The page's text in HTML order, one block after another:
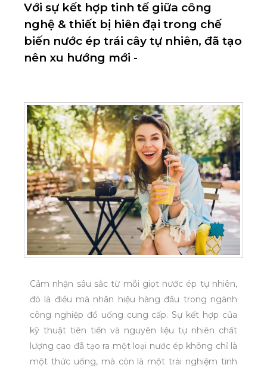
Với sự kết hợp tinh tế giữa công
nghệ & thiết bị hiên đại trong chế
biến nước ép trái cây tự nhiên, đã tạo
nên xu hướng mới -
Cảm nhận sâu sắc từ mỗi giọt nước ép tự nhiên,
đó là điều mà nhãn hiệu hàng đầu trong ngành
công nghiệp đồ uống cung cấp. Sự kết hợp của
kỹ thuật tiên tiến và nguyên liệu tự nhiên chất
lượng cao đã tạo ra một loại nước ép không chỉ là
một thức uống, mà còn là một trải nghiệm tinh